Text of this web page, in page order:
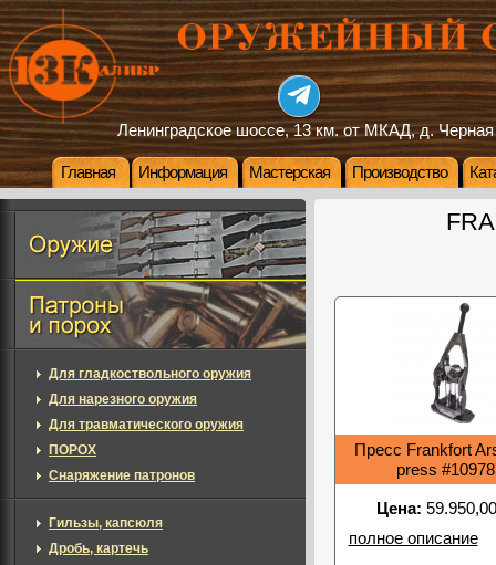
Ленинградское шоссе, 13 км. от МКАД, д. Черная
Главная Информация Мастерская Производство
Пресс Frankfort
press
Цена:
полное описание
Для гладкоствольного оружия
Для нарезного оружия
Для травматического оружия
ПОРОХ
Снаряжение патронов
Гильзы, капсюля
Дробь, картечь